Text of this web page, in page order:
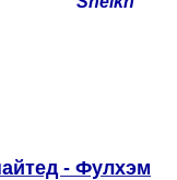
- Фулхэм